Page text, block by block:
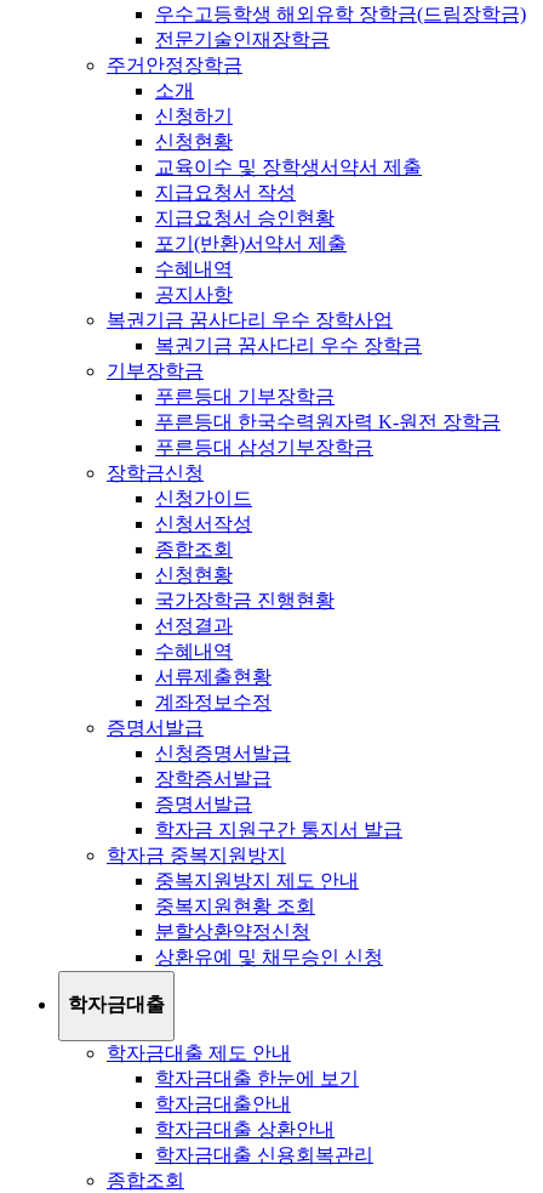
우수고등학생 해외유학 장학금(드림장학금)
전문기술인재장학금
주거안정장학금
소개
신청하기
신청현황
교육이수 및 장학생서약서 제출
지급요청서 작성
지급요청서 승인현황
포기(반환)서약서 제출
수혜내역
공지사항
복권기금 꿈사다리 우수 장학사업
복권기금 꿈사다리 우수 장학금
기부장학금
푸른등대 기부장학금
푸른등대 한국수력원자력 K-원전 장학금
푸른등대 삼성기부장학금
장학금신청
신청가이드
신청서작성
종합조회
신청현황
국가장학금 진행현황
선정결과
수혜내역
서류제출현황
계좌정보수정
증명서발급
신청증명서발급
장학증서발급
증명서발급
학자금 지원구간 통지서 발급
학자금 중복지원방지
중복지원방지 제도 안내
중복지원현황 조회
분할상환약정신청
상환유예 및 채무승인 신청
학자금대출
학자금대출 제도 안내
학자금대출 한눈에 보기
학자금대출안내
학자금대출 상환안내
학자금대출 신용회복관리
종합조회